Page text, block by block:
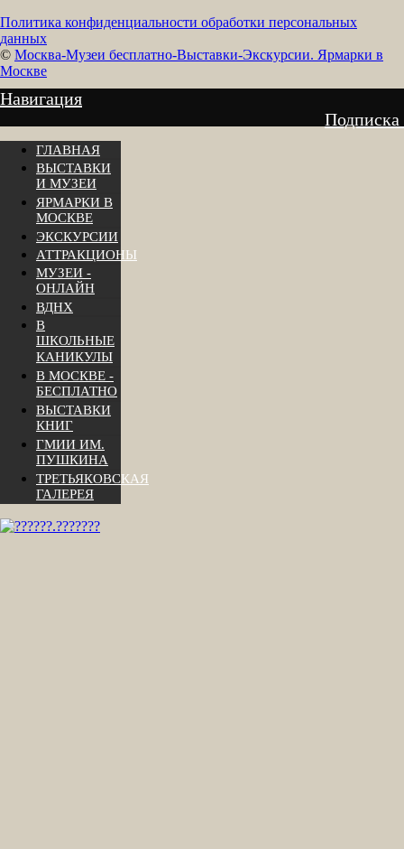
Политика конфиденциальности обработки персональных
данных
© Москва-Музеи бесплатно-Выставки-Экскурсии. Ярмарки в
Москве
Навигация
Подписка
ГЛАВНАЯ
ВЫСТАВКИ
И МУЗЕИ
ЯРМАРКИ В
МОСКВЕ
ЭКСКУРСИИ
АТТРАКЦИОНЫ
МУЗЕИ -
ОНЛАЙН
ВДНХ
В
ШКОЛЬНЫЕ
КАНИКУЛЫ
В МОСКВЕ -
БЕСПЛАТНО
ВЫСТАВКИ
КНИГ
ГМИИ ИМ.
ПУШКИНА
ТРЕТЬЯКОВСКАЯ
ГАЛЕРЕЯ